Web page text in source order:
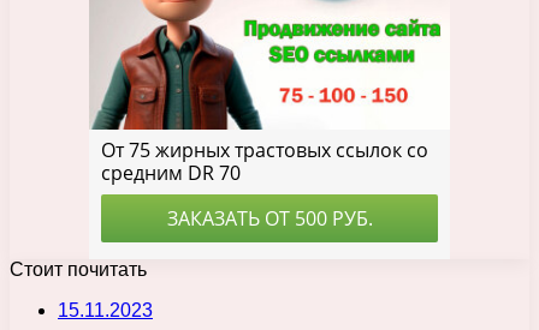
Стоит почитать
15.11.2023